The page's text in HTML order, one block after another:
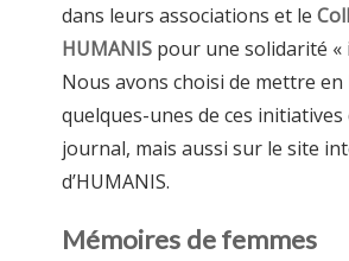
dans leurs associations et le
HUMANIS pour une solidarité «
Nous avons choisi de mettre en
quelques-unes de ces initiatives
journal, mais aussi sur le site
d’HUMANIS.
Mémoires de femmes